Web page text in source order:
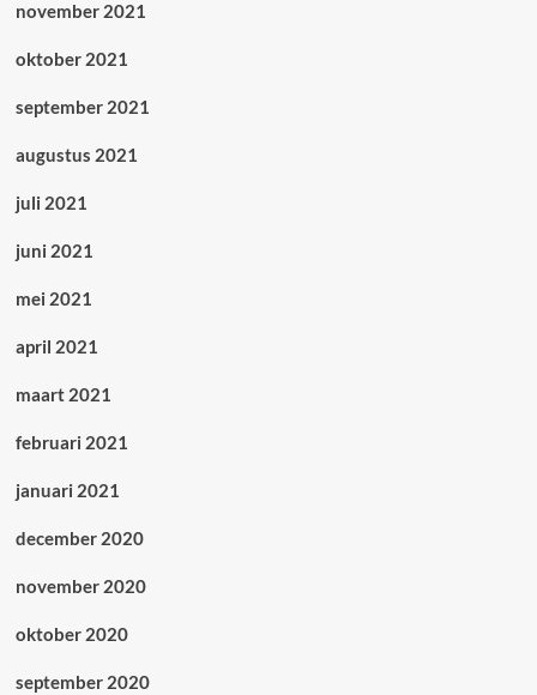
november 2021
oktober 2021
september 2021
augustus 2021
juli 2021
juni 2021
mei 2021
april 2021
maart 2021
februari 2021
januari 2021
december 2020
november 2020
oktober 2020
september 2020